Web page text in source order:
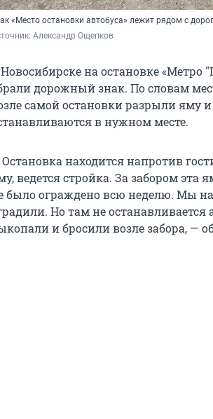
«Место остановки автобуса» лежит рядом с
Александр Ощепков
на остановке
дорожный знак. По словам
самой остановки разрыли яму
в нужном месте.
находится напротив
ведется стройка. За забором
было ограждено всю неделю. Мы
Но там не останавливается
и бросили возле забора, —